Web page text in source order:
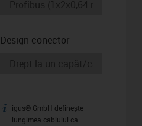
Design conector
igus-icon-info
igus® GmbH definește
lungimea cablului ca